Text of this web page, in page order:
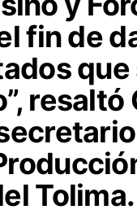
fin de
resaltó
Tolima.